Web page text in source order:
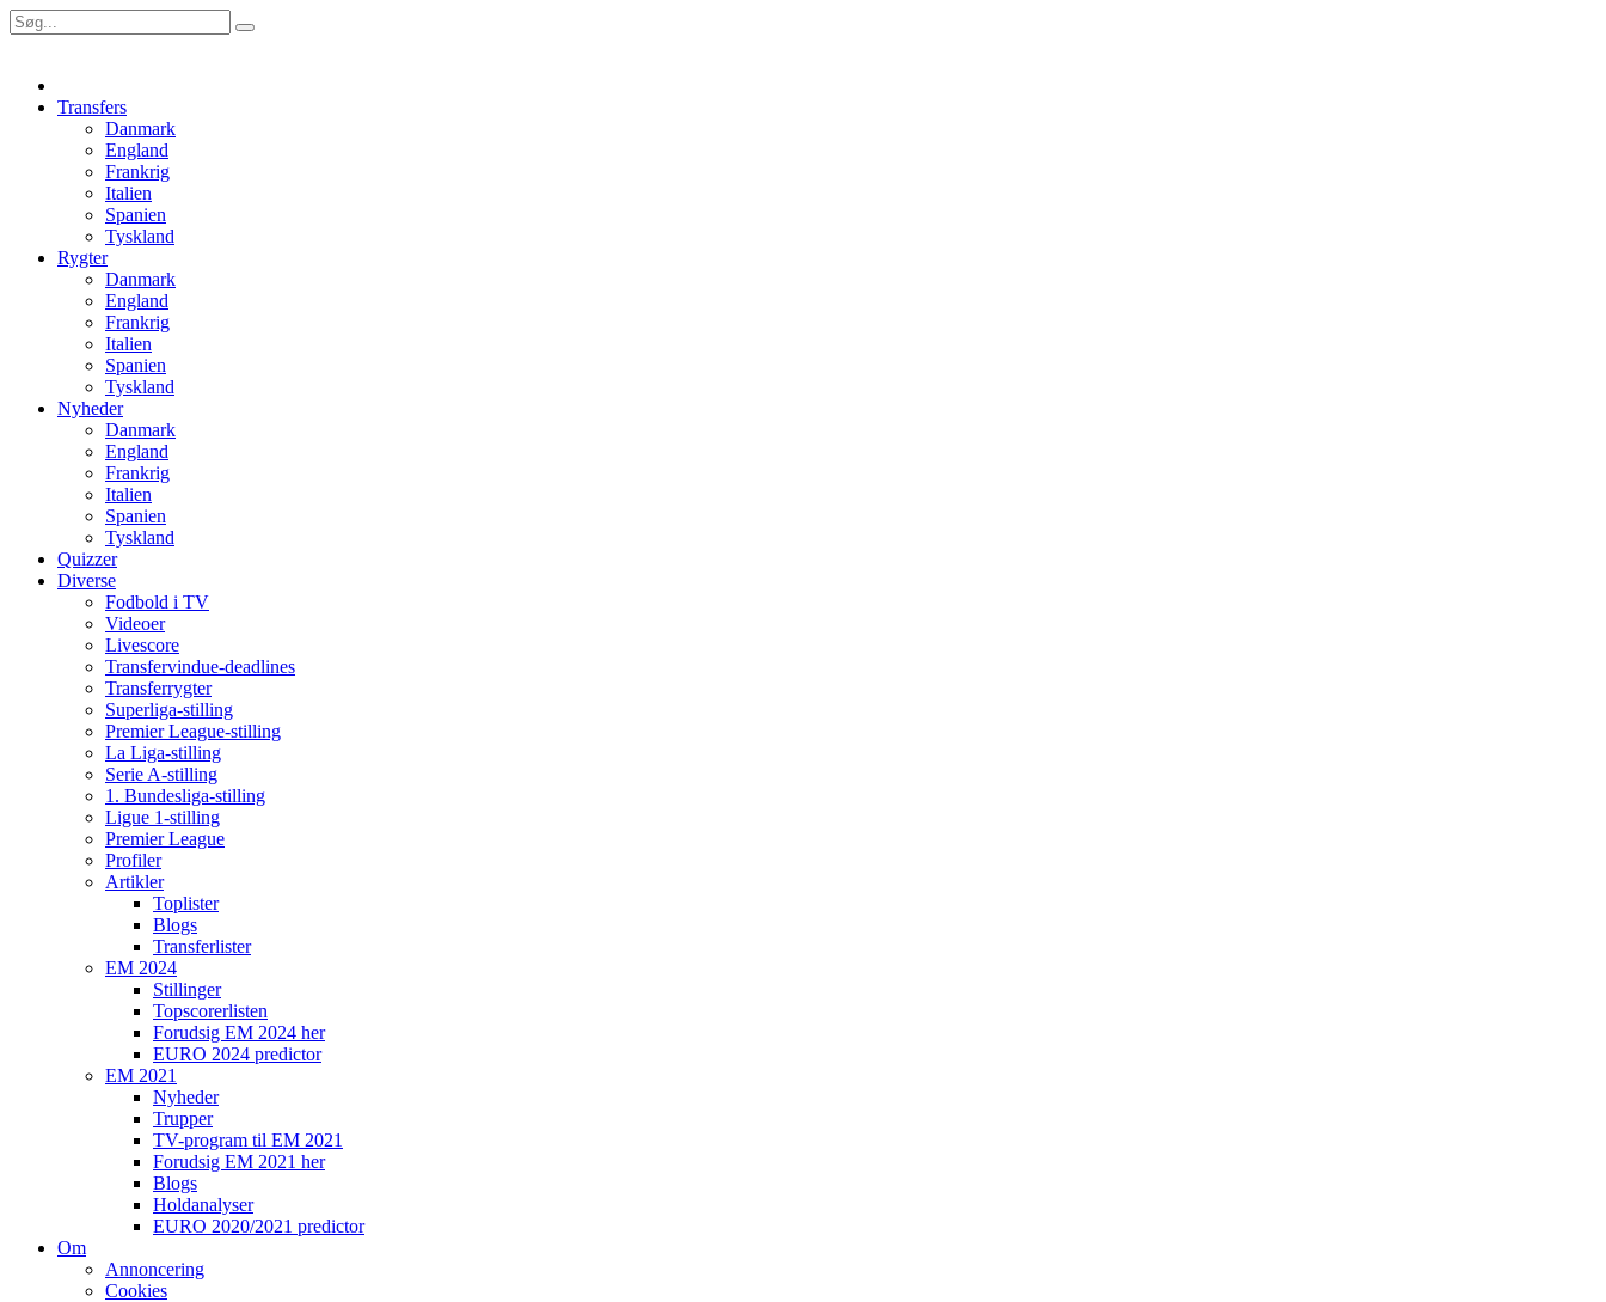
Transfers
Danmark
England
Frankrig
Italien
Spanien
Tyskland
Rygter
Danmark
England
Frankrig
Italien
Spanien
Tyskland
Nyheder
Danmark
England
Frankrig
Italien
Spanien
Tyskland
Quizzer
Diverse
Fodbold i TV
Videoer
Livescore
Transfervindue-deadlines
Transferrygter
Superliga-stilling
Premier League-stilling
La Liga-stilling
Serie A-stilling
1. Bundesliga-stilling
Ligue 1-stilling
Premier League
Profiler
Artikler
Toplister
Blogs
Transferlister
EM 2024
Stillinger
Topscorerlisten
Forudsig EM 2024 her
EURO 2024 predictor
EM 2021
Nyheder
Trupper
TV-program til EM 2021
Forudsig EM 2021 her
Blogs
Holdanalyser
EURO 2020/2021 predictor
Om
Annoncering
Cookies